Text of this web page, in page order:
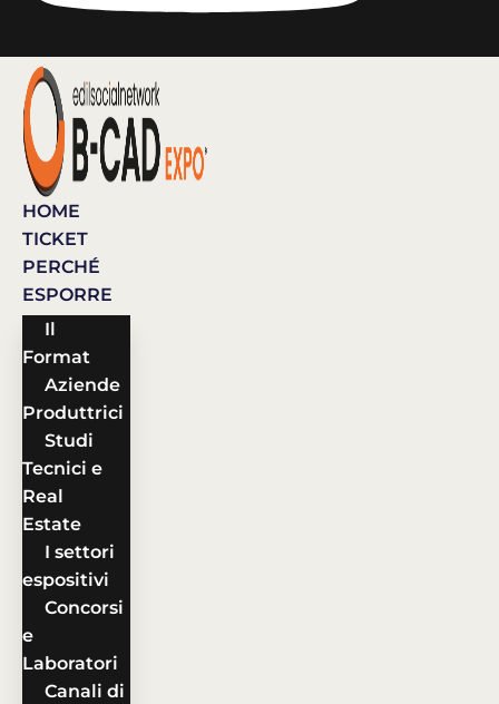
HOME
TICKET
PERCHÉ
ESPORRE
Il
Format
Aziende
Produttrici
Studi
Tecnici e
Real
Estate
I settori
espositivi
Concorsi
e
Laboratori
Canali di